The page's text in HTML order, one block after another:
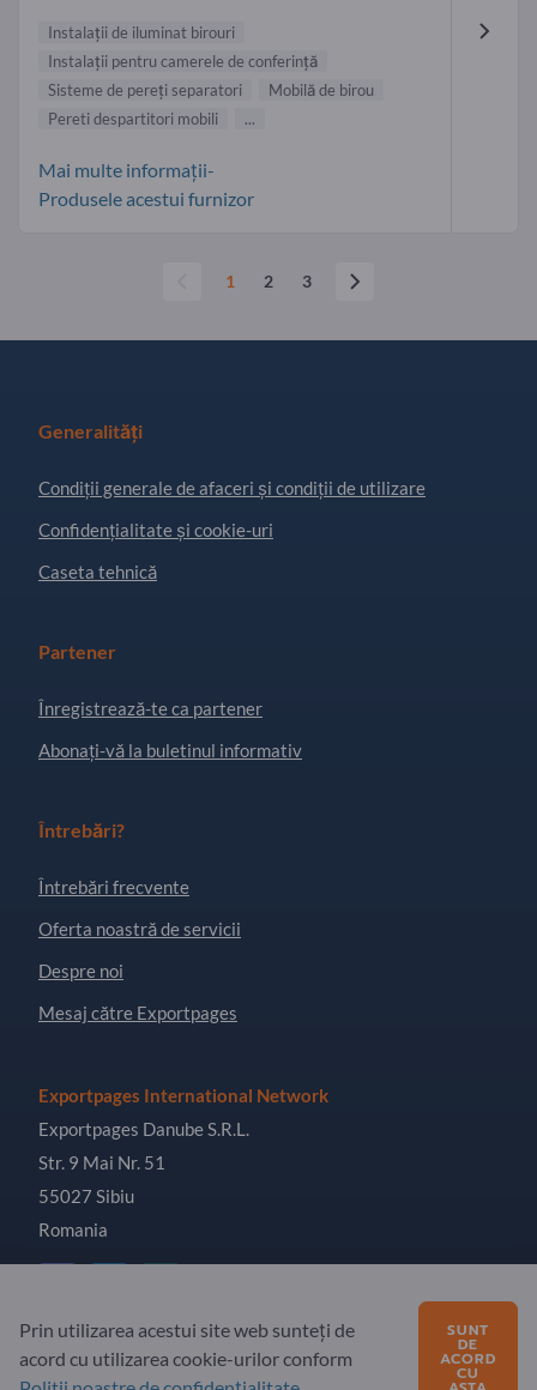
Instalaţii de iluminat birouri
Instalaţii pentru camerele de conferinţă
Sisteme de pereţi separatori
Mobilă de birou
Pereti despartitori mobili
...
Mai multe informații-
Produsele acestui furnizor
1 2 3
Generalități
Condiţii generale de afaceri și condiții de utilizare
Confidențialitate și cookie-uri
Caseta tehnică
Partener
Înregistrează-te ca partener
Abonați-vă la buletinul informativ
Întrebări?
Întrebări frecvente
Oferta noastră de servicii
Despre noi
Mesaj către Exportpages
Exportpages International Network
Exportpages Danube S.R.L.
Str. 9 Mai Nr. 51
55027 Sibiu
Romania
Copyright © 2026 Exportpages International GmbH. All
Rights Reserved.
Prin utilizarea acestui site web sunteți de
acord cu utilizarea cookie-urilor conform
SUNT
DE
ACORD
CU